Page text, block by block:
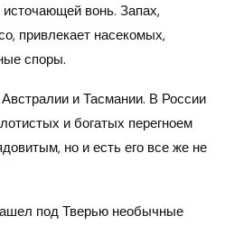
вонь. Запах,
привлекает насекомых,
споры.
и Тасмании. В России
и богатых перегноем
но и есть его все же не
под Тверью необычные